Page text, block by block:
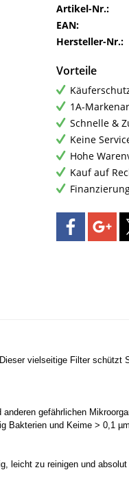
Artikel-Nr.:
EAN:
Hersteller-Nr.:
Vorteile
1A-
Schnelle &
Keine
Hohe
Kauf auf
vielseitige Filter
gefährlichen
und Keime > 0,1
leicht zu reinigen und